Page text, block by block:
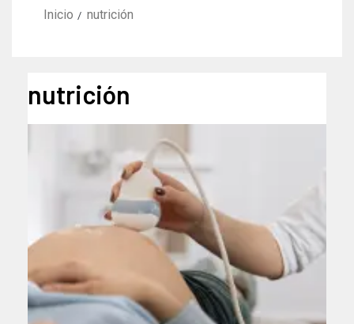
Inicio nutrición
nutrición